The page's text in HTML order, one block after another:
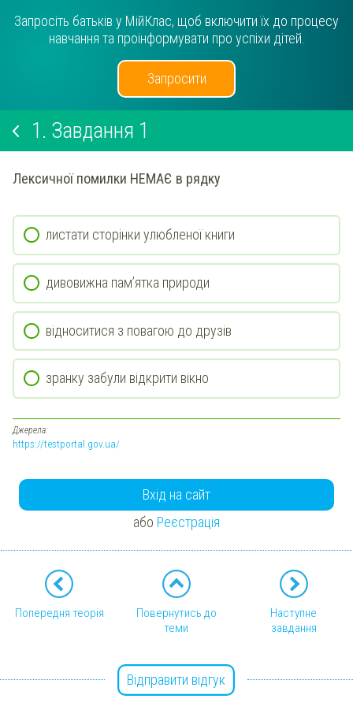
Запросіть батьків у МійКлас, щоб включити їх до процесу
навчання та проінформувати про успіхи дітей.
Запросити
1. Завдання 1
Лексичної помилки НЕМАЄ в рядку
листати сторінки улюбленої книги
дивовижна пам’ятка природи
відноситися з повагою до друзів
зранку забули відкрити вікно
Джерела:
https://testportal.gov.ua/
Вхід на сайт
або Реєстрація
Попередня теорія
Повернутись до
теми
Наступне
завдання
Відправити відгук